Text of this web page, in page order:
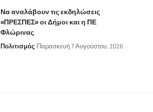
Να αναλάβουν τις εκδηλώσεις
«ΠΡΕΣΠΕΣ» οι Δήμοι και η ΠΕ
Φλώρινας
Πολιτισμός Παρασκευή 7 Αυγούστου, 2026